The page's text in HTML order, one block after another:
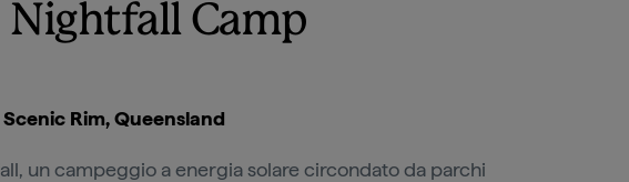
Nightfall Camp
Rim, Queensland
un campeggio a energia solare circondato da parchi